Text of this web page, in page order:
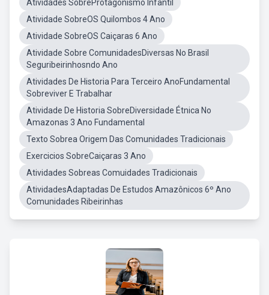
Atividades SobreProtagonismo Infantil
Atividade SobreOS Quilombos 4 Ano
Atividade SobreOS Caiçaras 6 Ano
Atividade Sobre ComunidadesDiversas No Brasil
Seguribeirinhosndo Ano
Atividades De Historia Para Terceiro AnoFundamental
Sobreviver E Trabalhar
Atividade De Historia SobreDiversidade Étnica No
Amazonas 3 Ano Fundamental
Texto Sobrea Origem Das Comunidades Tradicionais
Exercicios SobreCaiçaras 3 Ano
Atividades Sobreas Comuidades Tradicionais
AtividadesAdaptadas De Estudos Amazônicos 6º Ano
Comunidades Ribeirinhas